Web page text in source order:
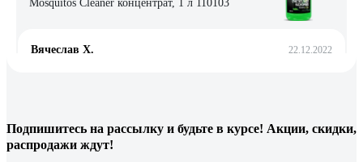
Mosquitos Cleaner концентрат, 1 л 110103
Вячеслав Х. 22.12.2022
27 отзывов
Подпишитесь на рассылку и будьте в курсе! Акции, скидки,
распродажи ждут!